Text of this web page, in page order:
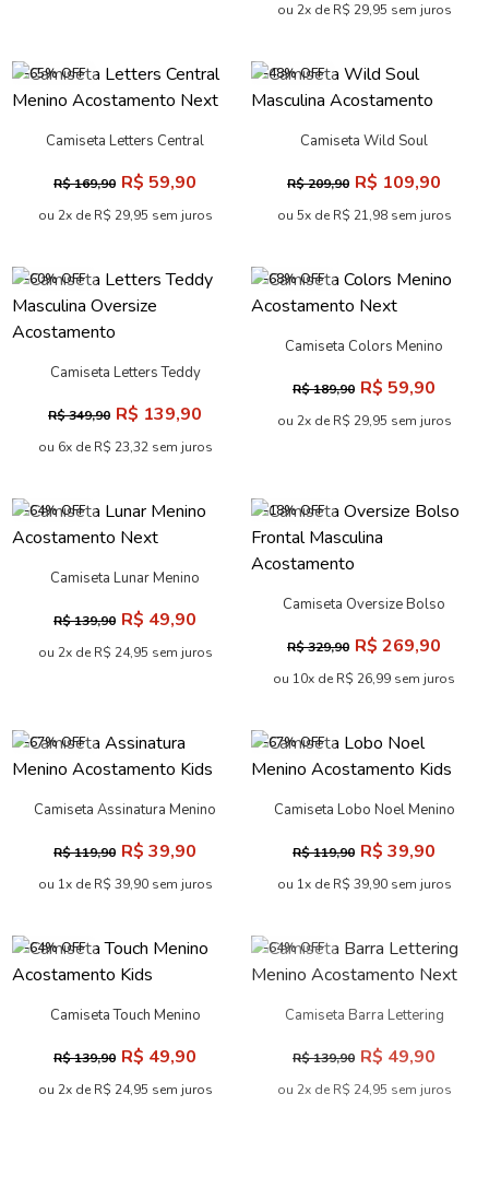
ou 2x de R$ 29,95 sem juros
-65% OFF
Camiseta Letters Central
R$ 169,90 R$ 59,90
ou 2x de R$ 29,95 sem juros
-48% OFF
Camiseta Wild Soul
R$ 209,90 R$ 109,90
ou 5x de R$ 21,98 sem juros
-60% OFF
Camiseta Letters Teddy
Acostamento
R$ 349,90 R$ 139,90
ou 6x de R$ 23,32 sem juros
-68% OFF
Camiseta Colors Menino
R$ 189,90 R$ 59,90
ou 2x de R$ 29,95 sem juros
-64% OFF
Camiseta Lunar Menino
R$ 139,90 R$ 49,90
ou 2x de R$ 24,95 sem juros
-18% OFF
Camiseta Oversize Bolso
Acostamento
R$ 329,90 R$ 269,90
ou 10x de R$ 26,99 sem juros
-67% OFF
Camiseta Assinatura Menino
R$ 119,90 R$ 39,90
ou 1x de R$ 39,90 sem juros
-67% OFF
Camiseta Lobo Noel Menino
R$ 119,90 R$ 39,90
ou 1x de R$ 39,90 sem juros
-64% OFF
Camiseta Touch Menino
R$ 139,90 R$ 49,90
ou 2x de R$ 24,95 sem juros
-64% OFF
Camiseta Barra Lettering
R$ 139,90 R$ 49,90
ou 2x de R$ 24,95 sem juros